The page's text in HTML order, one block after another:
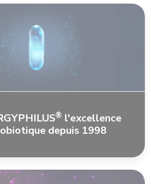
® l'excellence
depuis 1998